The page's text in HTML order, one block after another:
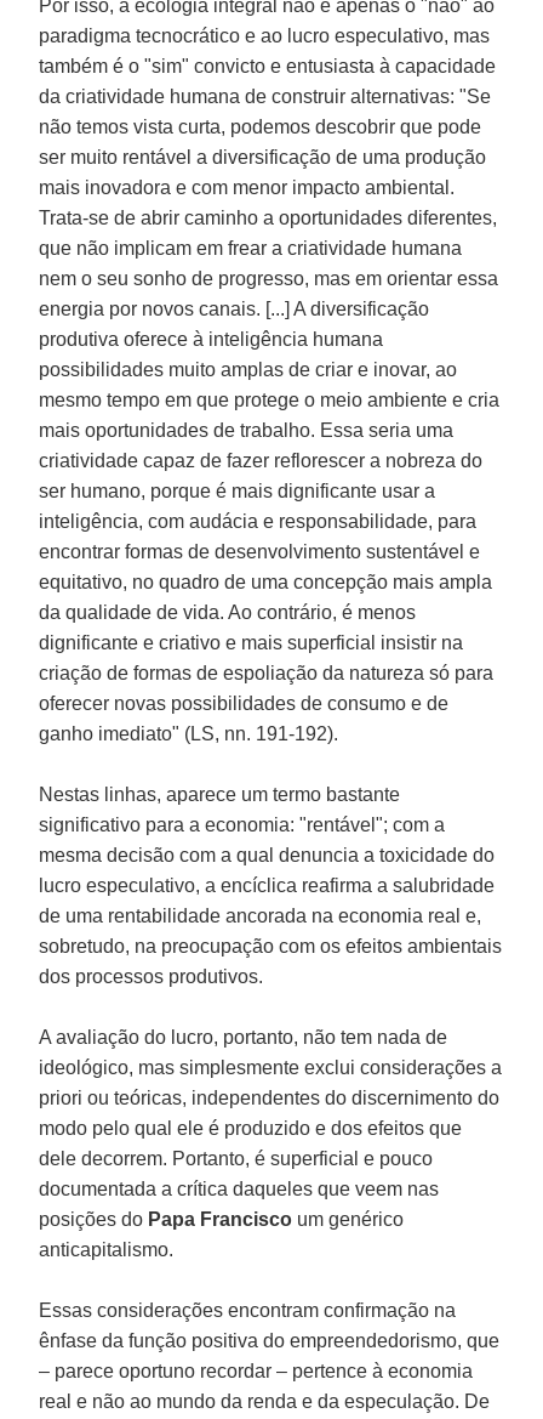
Por isso, a ecologia integral não é apenas o "não" ao
paradigma tecnocrático e ao lucro especulativo, mas
também é o "sim" convicto e entusiasta à capacidade
da criatividade humana de construir alternativas: "Se
não temos vista curta, podemos descobrir que pode
ser muito rentável a diversificação de uma produção
mais inovadora e com menor impacto ambiental.
Trata-se de abrir caminho a oportunidades diferentes,
que não implicam em frear a criatividade humana
nem o seu sonho de progresso, mas em orientar essa
energia por novos canais. [...] A diversificação
produtiva oferece à inteligência humana
possibilidades muito amplas de criar e inovar, ao
mesmo tempo em que protege o meio ambiente e cria
mais oportunidades de trabalho. Essa seria uma
criatividade capaz de fazer reflorescer a nobreza do
ser humano, porque é mais dignificante usar a
inteligência, com audácia e responsabilidade, para
encontrar formas de desenvolvimento sustentável e
equitativo, no quadro de uma concepção mais ampla
da qualidade de vida. Ao contrário, é menos
dignificante e criativo e mais superficial insistir na
criação de formas de espoliação da natureza só para
oferecer novas possibilidades de consumo e de
ganho imediato" (LS, nn. 191-192).
Nestas linhas, aparece um termo bastante
significativo para a economia: "rentável"; com a
mesma decisão com a qual denuncia a toxicidade do
lucro especulativo, a encíclica reafirma a salubridade
de uma rentabilidade ancorada na economia real e,
sobretudo, na preocupação com os efeitos ambientais
dos processos produtivos.
A avaliação do lucro, portanto, não tem nada de
ideológico, mas simplesmente exclui considerações a
priori ou teóricas, independentes do discernimento do
modo pelo qual ele é produzido e dos efeitos que
dele decorrem. Portanto, é superficial e pouco
documentada a crítica daqueles que veem nas
posições do Papa Francisco um genérico
anticapitalismo.
Essas considerações encontram confirmação na
ênfase da função positiva do empreendedorismo, que
– parece oportuno recordar – pertence à economia
real e não ao mundo da renda e da especulação. De